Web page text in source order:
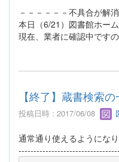
－－－－－－不具合が解
本日（6/21）図書館ホー
現在、業者に確認中です
【終了】蔵書検索
投稿日時 : 2017/06/08
通常通り使えるようにな